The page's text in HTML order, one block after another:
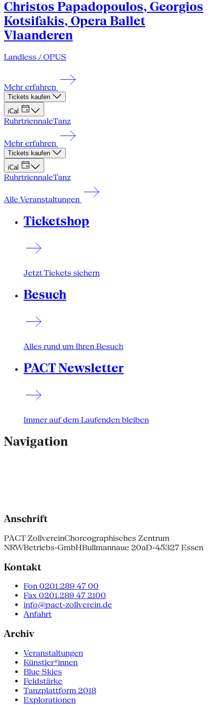
Christos Papadopoulos, Georgios
Kotsifakis, Opera Ballet
Vlaanderen
Landless / OPUS
Mehr erfahren
Tickets kaufen
iCal
RuhrtriennaleTanz
Mehr erfahren
Tickets kaufen
iCal
RuhrtriennaleTanz
Alle Veranstaltungen
Ticketshop
Jetzt Tickets sichern
Besuch
Alles rund um Ihren Besuch
PACT Newsletter
Immer auf dem Laufenden bleiben
Navigation
Anschrift
PACT ZollvereinChoreographisches Zentrum
NRWBetriebs-GmbHBullmannaue 20aD-45327 Essen
Kontakt
Fon 0201.289 47 00
Fax 0201.289 47 2100
info@pact-zollverein.de
Anfahrt
Archiv
Veranstaltungen
Künstler*innen
Blue Skies
Feldstärke
Tanzplattform 2018
Explorationen